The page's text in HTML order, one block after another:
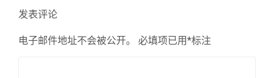
章：
发表评论
电子邮件地址不会被公开。 必填项已用*标注